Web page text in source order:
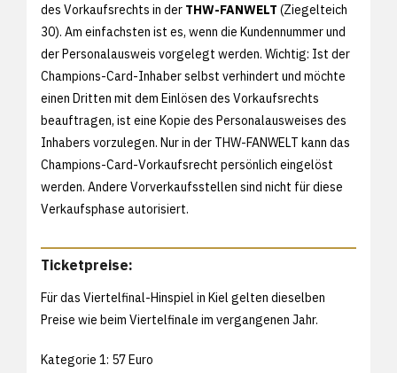
des Vorkaufsrechts in der THW-FANWELT (Ziegelteich
30). Am einfachsten ist es, wenn die Kundennummer und
der Personalausweis vorgelegt werden. Wichtig: Ist der
Champions-Card-Inhaber selbst verhindert und möchte
einen Dritten mit dem Einlösen des Vorkaufsrechts
beauftragen, ist eine Kopie des Personalausweises des
Inhabers vorzulegen. Nur in der THW-FANWELT kann das
Champions-Card-Vorkaufsrecht persönlich eingelöst
werden. Andere Vorverkaufsstellen sind nicht für diese
Verkaufsphase autorisiert.
Ticketpreise:
Für das Viertelfinal-Hinspiel in Kiel gelten dieselben
Preise wie beim Viertelfinale im vergangenen Jahr.
Kategorie 1: 57 Euro